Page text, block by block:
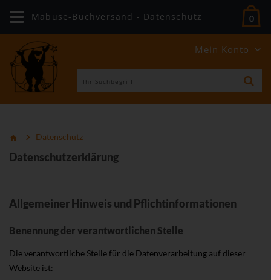
Mein Konto
0
Datenschutz
Datenschutzerklärung
Allgemeiner Hinweis und Pflichtinformationen
Benennung der verantwortlichen Stelle
Die verantwortliche Stelle für die Datenverarbeitung auf dieser
Website ist:
Mabuse-Buchversand - Datenschutz